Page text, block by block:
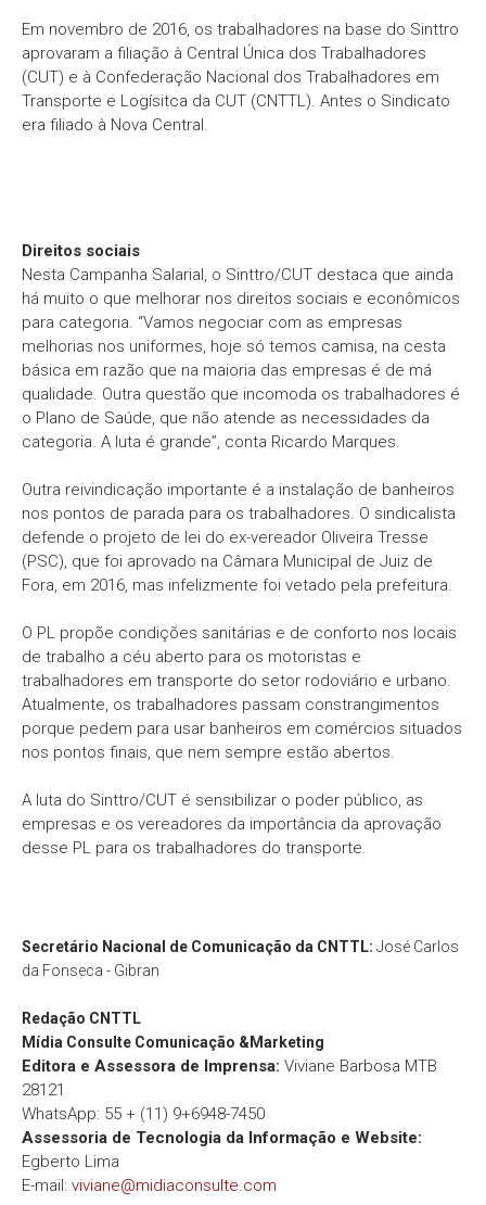
Em novembro de 2016, os trabalhadores na base do Sinttro
aprovaram a filiação à Central Única dos Trabalhadores
(CUT) e à Confederação Nacional dos Trabalhadores em
Transporte e Logísitca da CUT (CNTTL). Antes o Sindicato
era filiado à Nova Central.
Direitos sociais
Nesta Campanha Salarial, o Sinttro/CUT destaca que ainda
há muito o que melhorar nos direitos sociais e econômicos
para categoria. “Vamos negociar com as empresas
melhorias nos uniformes, hoje só temos camisa, na cesta
básica em razão que na maioria das empresas é de má
qualidade. Outra questão que incomoda os trabalhadores é
o Plano de Saúde, que não atende as necessidades da
categoria. A luta é grande”, conta Ricardo Marques.
Outra reivindicação importante é a instalação de banheiros
nos pontos de parada para os trabalhadores. O sindicalista
defende o projeto de lei do ex-vereador Oliveira Tresse
(PSC), que foi aprovado na Câmara Municipal de Juiz de
Fora, em 2016, mas infelizmente foi vetado pela prefeitura.
O PL propõe condições sanitárias e de conforto nos locais
de trabalho a céu aberto para os motoristas e
trabalhadores em transporte do setor rodoviário e urbano.
Atualmente, os trabalhadores passam constrangimentos
porque pedem para usar banheiros em comércios situados
nos pontos finais, que nem sempre estão abertos.
A luta do Sinttro/CUT é sensibilizar o poder público, as
empresas e os vereadores da importância da aprovação
desse PL para os trabalhadores do transporte.
Secretário Nacional de Comunicação da CNTTL: José Carlos
da Fonseca - Gibran
Redação CNTTL
Mídia Consulte Comunicação &Marketing
Editora e Assessora de Imprensa: Viviane Barbosa MTB
28121
WhatsApp: 55 + (11) 9+6948-7450
Assessoria de Tecnologia da Informação e Website:
Egberto Lima
E-mail: viviane@midiaconsulte.com